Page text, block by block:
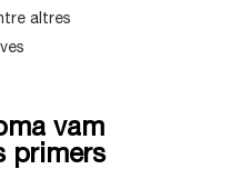
altres
vam
primers